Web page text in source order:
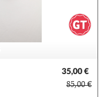
35,00 €
85,00 €